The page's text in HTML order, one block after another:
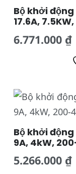
Bộ khởi động
17.6A,
6.771.000 ₫
Bộ khởi động
9A, 4kW,
5.266.000 ₫